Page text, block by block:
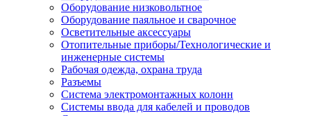
Оборудование низковольтное
Оборудование паяльное и сварочное
Осветительные аксессуары
Отопительные приборы/Технологические и
инженерные системы
Рабочая одежда, охрана труда
Разъемы
Система электромонтажных колонн
Системы ввода для кабелей и проводов